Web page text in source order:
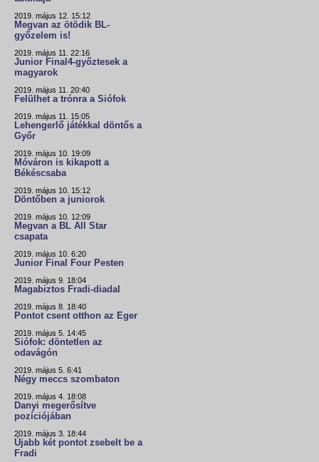
2019. május 12. 15:12
Megvan az ötödik BL-
győzelem is!
2019. május 11. 22:16
Junior Final4-győztesek a
magyarok
2019. május 11. 20:40
Felülhet a trónra a Siófok
2019. május 11. 15:05
Lehengerlő játékkal döntős a
Győr
2019. május 10. 19:09
Móváron is kikapott a
Békéscsaba
2019. május 10. 15:12
Döntőben a juniorok
2019. május 10. 12:09
Megvan a BL All Star
csapata
2019. május 10. 6:20
Junior Final Four Pesten
2019. május 9. 18:04
Magabiztos Fradi-diadal
2019. május 8. 18:40
Pontot csent otthon az Eger
2019. május 5. 14:45
Siófok: döntetlen az
odavágón
2019. május 5. 6:41
Négy meccs szombaton
2019. május 4. 18:08
Danyi megerősítve
pozíciójában
2019. május 3. 18:44
Újabb két pontot zsebelt be a
Fradi